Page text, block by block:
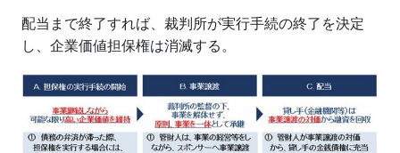
配当まで終了すれば、裁判所が実行手続の終了を決定
し、企業価値担保権は消滅する。